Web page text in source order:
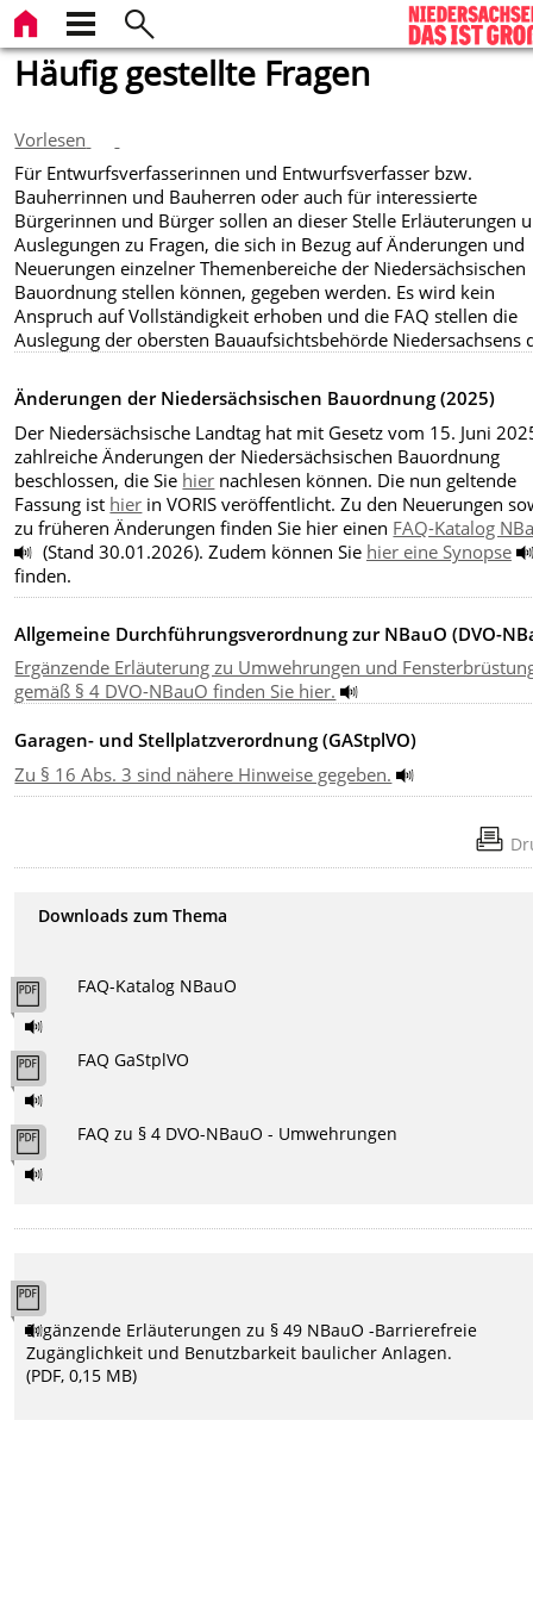
Häufig gestellte Fragen
Vorlesen
Für Entwurfsverfasserinnen und Entwurfsverfasser bzw.
Bauherrinnen und Bauherren oder auch für interessierte
Bürgerinnen und Bürger sollen an dieser Stelle Erläuterungen
Auslegungen zu Fragen, die sich in Bezug auf Änderungen und
Neuerungen einzelner Themenbereiche der Niedersächsischen
Bauordnung stellen können, gegeben werden. Es wird kein
Anspruch auf Vollständigkeit erhoben und die FAQ stellen die
Auslegung der obersten Bauaufsichtsbehörde Niedersachsens
Änderungen der Niedersächsischen Bauordnung (2025)
Der Niedersächsische Landtag hat mit Gesetz vom 15. Juni
zahlreiche Änderungen der Niedersächsischen Bauordnung
beschlossen, die Sie hier nachlesen können. Die nun geltende
Fassung ist hier in VORIS veröffentlicht. Zu den Neuerungen
zu früheren Änderungen finden Sie hier einen FAQ-Katalog
(Stand 30.01.2026). Zudem können Sie hier eine Synopse
finden.
Allgemeine Durchführungsverordnung zur NBauO (DVO-
Ergänzende Erläuterung zu Umwehrungen und
gemäß § 4 DVO-NBauO finden Sie hier.
Garagen- und Stellplatzverordnung (GAStplVO)
Zu § 16 Abs. 3 sind nähere Hinweise gegeben.
Downloads zum Thema
FAQ-Katalog NBauO
FAQ GaStplVO
FAQ zu § 4 DVO-NBauO - Umwehrungen
Ergänzende Erläuterungen zu § 49 NBauO -Barrierefreie
Zugänglichkeit und Benutzbarkeit baulicher Anlagen.
(PDF, 0,15 MB)